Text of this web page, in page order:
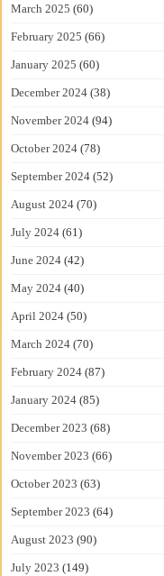
March 2025 (60)
February 2025 (66)
January 2025 (60)
December 2024 (38)
November 2024 (94)
October 2024 (78)
September 2024 (52)
August 2024 (70)
July 2024 (61)
June 2024 (42)
May 2024 (40)
April 2024 (50)
March 2024 (70)
February 2024 (87)
January 2024 (85)
December 2023 (68)
November 2023 (66)
October 2023 (63)
September 2023 (64)
August 2023 (90)
July 2023 (149)